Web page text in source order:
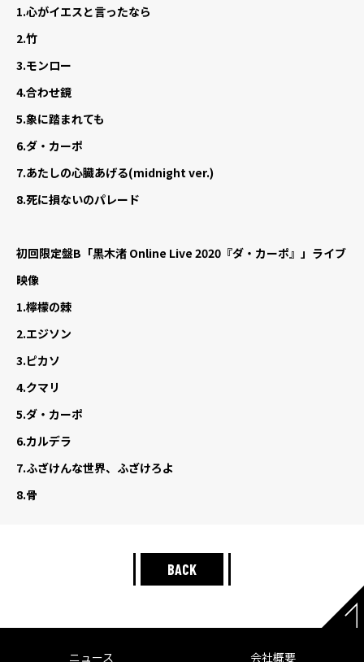
1.心がイエスと言ったなら
2.竹
3.モンロー
4.合わせ鏡
5.象に踏まれても
6.ダ・カーポ
7.あたしの心臓あげる(midnight ver.)
8.死に損ないのパレード
初回限定盤B 「黒木渚 Online Live 2020『ダ・カーポ』」ライブ
映像
1.檸檬の棘
2.エジソン
3.ピカソ
4.クマリ
5.ダ・カーポ
6.カルデラ
7.ふざけんな世界、ふざけろよ
8.骨
BACK
ニュース 会社概要